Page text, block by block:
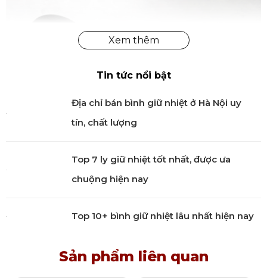
Muỗng có rãnh Coreline màu đỏ KitchenAid không
phẩm đã được chứng nhận bởi các cơ quan chức
Tin tức nổi bật
Địa chỉ bán bình giữ nhiệt ở Hà Nội uy
tín, chất lượng
Top 7 ly giữ nhiệt tốt nhất, được ưa
chuộng hiện nay
Top 10+ bình giữ nhiệt lâu nhất hiện nay
Sản phẩm liên quan